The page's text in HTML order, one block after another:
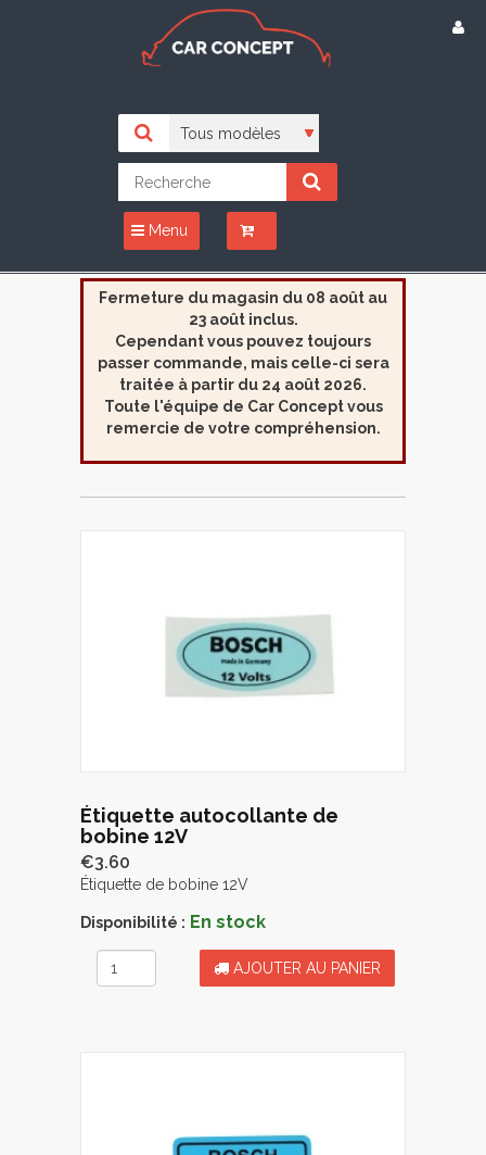
Menu
Fermeture du magasin du 08 août au
23 août inclus.
Cependant vous pouvez toujours
passer commande, mais celle-ci sera
traitée à partir du 24 août 2026.
Toute l'équipe de Car Concept vous
remercie de votre compréhension.
Étiquette autocollante de
bobine 12V
€3.60
Étiquette de bobine 12V
Disponibilité : En stock
AJOUTER AU PANIER